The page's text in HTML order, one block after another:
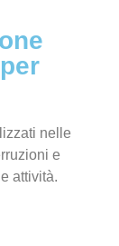
nelle
e
attività.